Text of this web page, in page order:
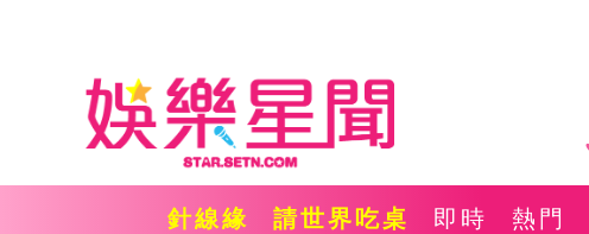
針線緣 請世界吃桌 即時 熱門